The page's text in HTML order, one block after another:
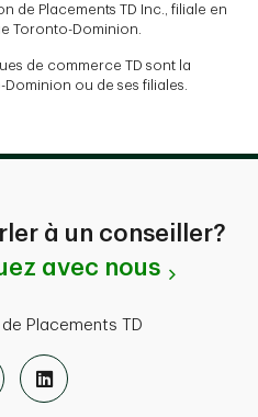
de Placements TD Inc., filiale en
Toronto-Dominion.
de commerce TD sont la
ou de ses filiales.
à un conseiller?
avec nous
Placements TD